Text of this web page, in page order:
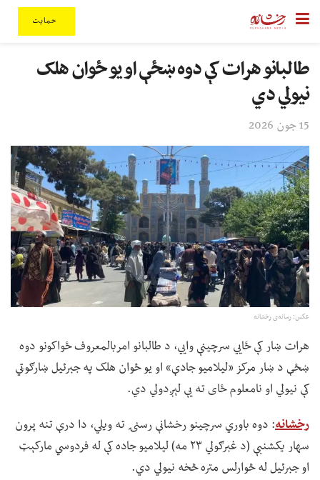
حمایت
طالبانو هرات کې دوه ښځې او یو ځوان هلک
نیولي دي
15 جون 2026
عکس: رسانه‌ی رخشانه
هرات ښار کې ځايي سرچینې وايي، د طالبانو امربالمعروف ځواکونو دوه
ښځې د ښار مرکز «لیلامیو جادې» او یو ځوان هلک په جبرئیل ښارګوټي
کې نیولي او نامعلوم ځای ته یې لېږدولي دي.
رخشانه: دوه باوري سرچینو رخشانې رسنۍ ته ویلي، دا درې تنه پرون
سهار یکشنبې (د غبرګولي ۲۳ مه) لیلاميو جاده کې له فردوسي مارکېټ
او جبرئیل له څوارلس متره څخه نیولي دي.